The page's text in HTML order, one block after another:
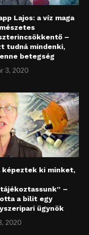
Lajos: a víz maga
–
tudná mindenki,
betegség
3, 2020
képeztek ki minket,
–
a bilit egy
ügynök
2020